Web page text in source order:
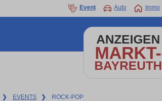
Event Auto Immo
ANZEIGEN
MARKT-
BAYREUTH
❯ EVENTS ❯ ROCK-POP